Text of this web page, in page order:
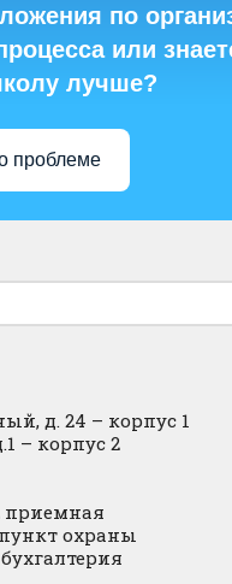
по
или
лучше?
проблеме
д. 24 – корпус 1
– корпус 2
приемная
пункт охраны